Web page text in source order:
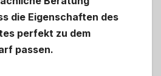
die Eigenschaften des
perfekt zu dem
passen.